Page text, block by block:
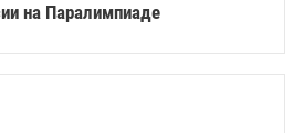
на Паралимпиаде